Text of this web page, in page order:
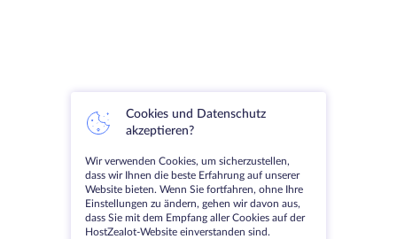
Cookies und Datenschutz
akzeptieren?
Wir verwenden Cookies, um sicherzustellen,
dass wir Ihnen die beste Erfahrung auf unserer
Website bieten. Wenn Sie fortfahren, ohne Ihre
Einstellungen zu ändern, gehen wir davon aus,
dass Sie mit dem Empfang aller Cookies auf der
HostZealot-Website einverstanden sind.